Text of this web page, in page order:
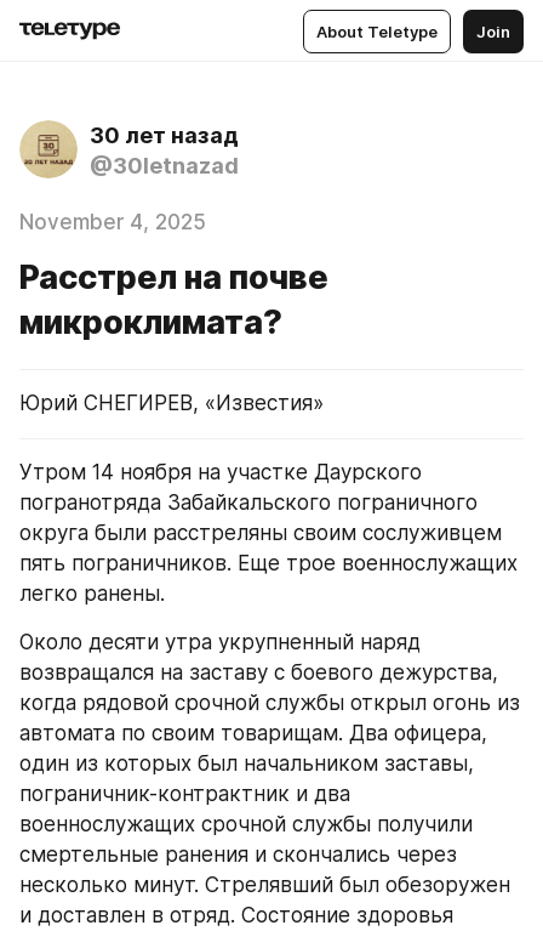
About Teletype Join
30 лет назад
@30letnazad
November 4, 2025
Расстрел на почве
микроклимата?
Юрий СНЕГИРЕВ, «Известия»
Утром 14 ноября на участке Даурского
погранотряда Забайкальского пограничного
округа были расстреляны своим сослуживцем
пять пограничников. Еще трое военнослужащих
легко ранены.
Около десяти утра укрупненный наряд
возвращался на заставу с боевого дежурства,
когда рядовой срочной службы открыл огонь из
автомата по своим товарищам. Два офицера,
один из которых был начальником заставы,
пограничник-контрактник и два
военнослужащих срочной службы получили
смертельные ранения и скончались через
несколько минут. Стрелявший был обезоружен
и доставлен в отряд. Состояние здоровья